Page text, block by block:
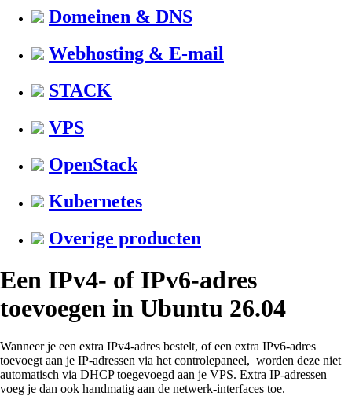
Domeinen & DNS
Webhosting & E-mail
STACK
VPS
OpenStack
Kubernetes
Overige producten
Een IPv4- of IPv6-adres
toevoegen in Ubuntu 26.04
Wanneer je een extra IPv4-adres bestelt, of een extra IPv6-adres
toevoegt aan je IP-adressen via het controlepaneel, worden deze niet
automatisch via DHCP toegevoegd aan je VPS. Extra IP-adressen
voeg je dan ook handmatig aan de netwerk-interfaces toe.